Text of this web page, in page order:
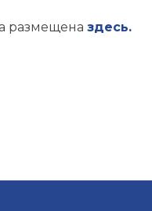
размещена здесь.